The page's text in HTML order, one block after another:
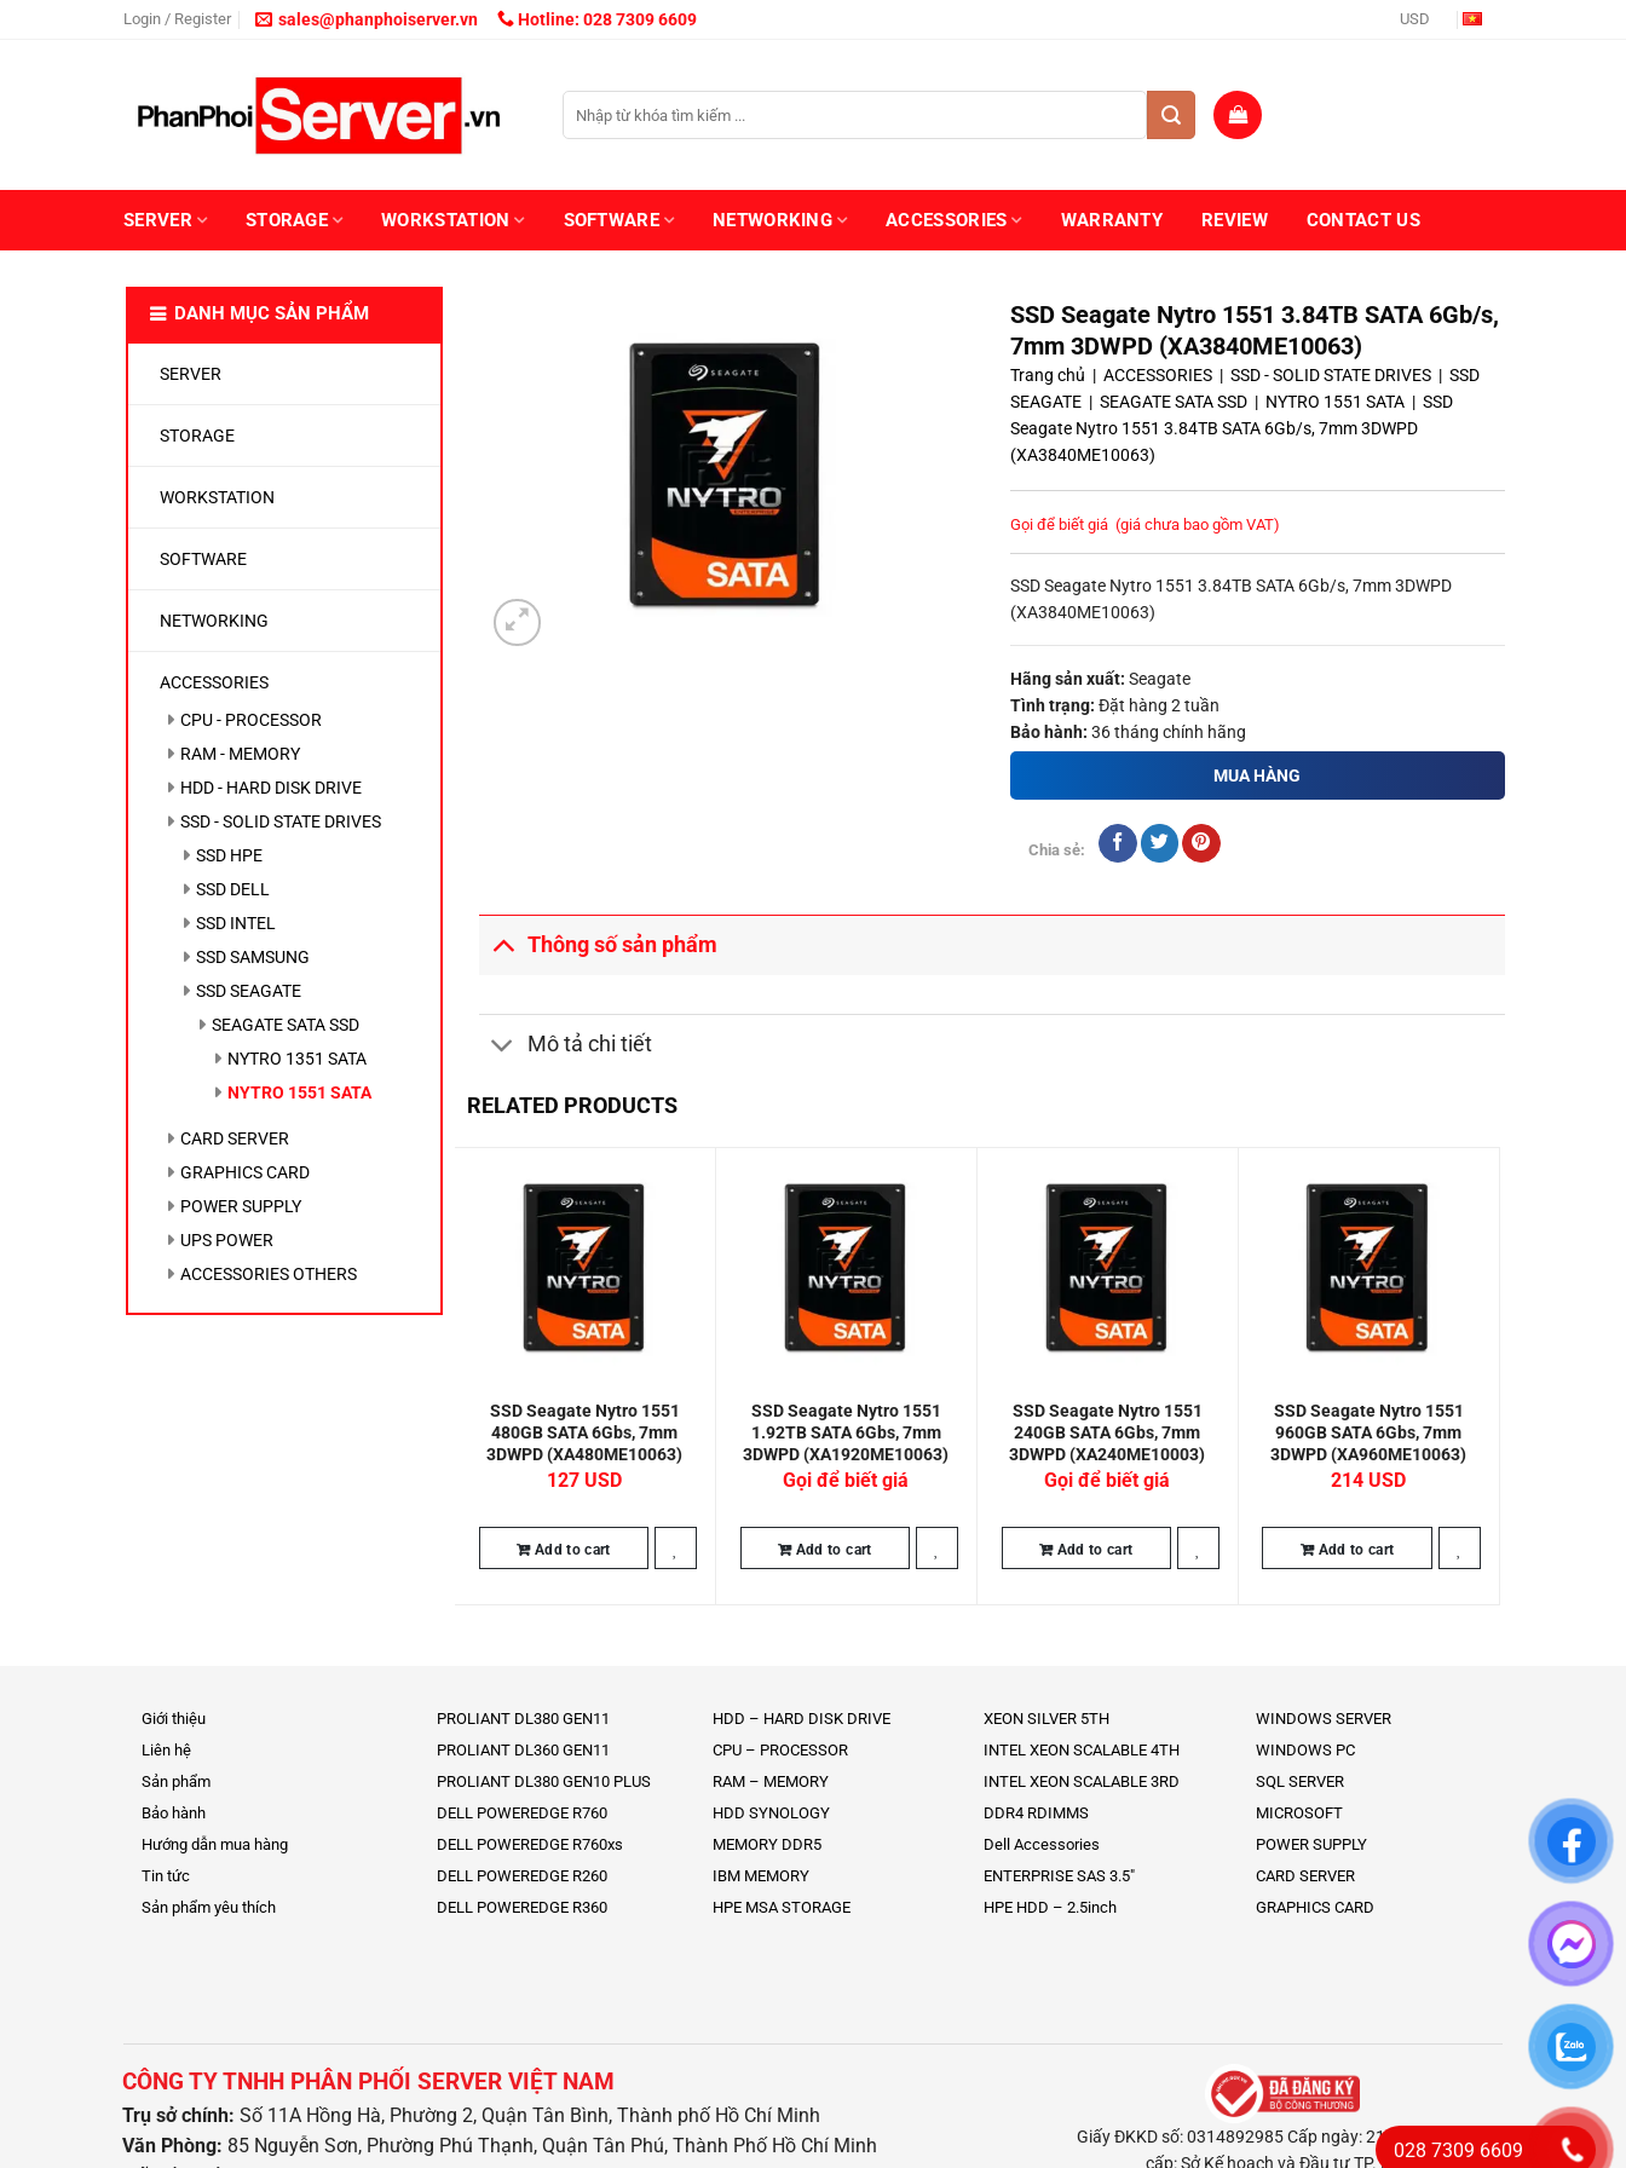
Login / Register sales@phanphoiserver.vn Hotline: 028 7309 6609 USD
SERVER STORAGE WORKSTATION SOFTWARE NETWORKING ACCESSORIES WARRANTY REVIEW CONTACT US
DANH MỤC SẢN PHẨM
SERVER
STORAGE
WORKSTATION
SOFTWARE
NETWORKING
ACCESSORIES
CPU - PROCESSOR
RAM - MEMORY
HDD - HARD DISK DRIVE
SSD - SOLID STATE DRIVES
SSD HPE
SSD DELL
SSD INTEL
SSD SAMSUNG
SSD SEAGATE
SEAGATE SATA SSD
NYTRO 1351 SATA
NYTRO 1551 SATA
CARD SERVER
GRAPHICS CARD
POWER SUPPLY
UPS POWER
ACCESSORIES OTHERS
SSD Seagate Nytro 1551 3.84TB SATA 6Gb/s,
7mm 3DWPD (XA3840ME10063)
Trang chủ | ACCESSORIES| SSD - SOLID STATE DRIVES| SSD
SEAGATE| SEAGATE SATA SSD| NYTRO 1551 SATA| SSD
Seagate Nytro 1551 3.84TB SATA 6Gb/s, 7mm 3DWPD
(XA3840ME10063)
Gọi để biết giá (giá chưa bao gồm VAT)
SSD Seagate Nytro 1551 3.84TB SATA 6Gb/s, 7mm 3DWPD
(XA3840ME10063)
Hãng sản xuất: Seagate
Tình trạng: Đặt hàng 2 tuần
Bảo hành: 36 tháng chính hãng
MUA HÀNG
Chia sẻ:
Thông số sản phẩm
Mô tả chi tiết
RELATED PRODUCTS
SSD Seagate Nytro 1551
480GB SATA 6Gbs, 7mm
3DWPD (XA480ME10063)
127
Add to cart
SSD Seagate Nytro 1551
1.92TB SATA 6Gbs, 7mm
3DWPD (XA1920ME10063)
Gọi để biết giá
Add to cart
SSD Seagate Nytro 1551
240GB SATA 6Gbs, 7mm
3DWPD (XA240ME10003)
Gọi để biết giá
Add to cart
SSD Seagate Nytro 1551
960GB SATA 6Gbs, 7mm
3DWPD (XA960ME10063)
214
Add to cart
Giới thiệu
Liên hệ
Sản phẩm
Bảo hành
Hướng dẫn mua hàng
Tin tức
Sản phẩm yêu thích
PROLIANT DL380 GEN11
PROLIANT DL360 GEN11
PROLIANT DL380 GEN10 PLUS
DELL POWEREDGE R760
DELL POWEREDGE R760xs
DELL POWEREDGE R260
DELL POWEREDGE R360
HDD – HARD DISK DRIVE
CPU – PROCESSOR
RAM – MEMORY
HDD SYNOLOGY
MEMORY DDR5
IBM MEMORY
HPE MSA STORAGE
XEON SILVER 5TH
INTEL XEON SCALABLE 4TH
INTEL XEON SCALABLE 3RD
DDR4 RDIMMS
Dell Accessories
ENTERPRISE SAS 3.5″
HPE HDD – 2.5inch
WINDOWS SERVER
WINDOWS PC
SQL SERVER
MICROSOFT
POWER SUPPLY
CARD SERVER
GRAPHICS CARD
CÔNG TY TNHH PHÂN PHỐI SERVER VIỆT NAM
Trụ sở chính: Số 11A Hồng Hà, Phường 2, Quận Tân Bình, Thành phố Hồ Chí Minh
Văn Phòng: 85 Nguyễn Sơn, Phường Phú Thạnh, Quận Tân Phú, Thành Phố Hồ Chí Minh
Giấy ĐKKD số: 0314892985 Cấp ngày: 21/02/2018 Nơi
cấp: Sở Kế hoạch và Đầu tư TP. HCM
028 7309 6609